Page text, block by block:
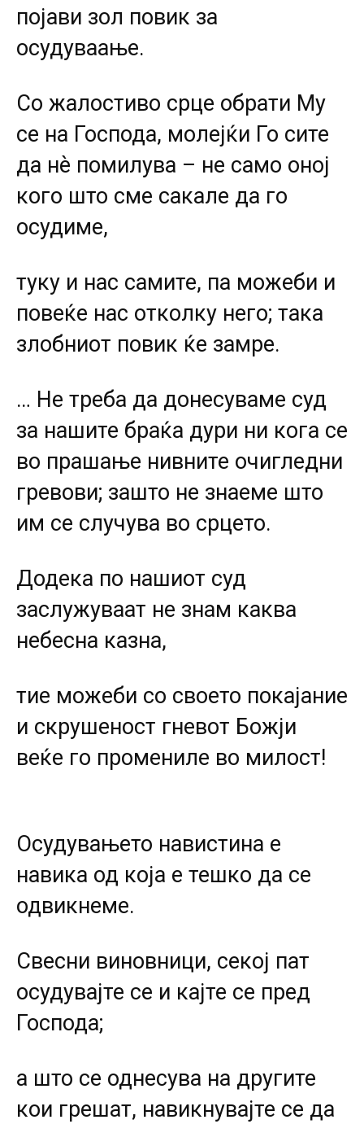
појави зол повик за
осудуваање.
Со жалостиво срце обрати Му
се на Господа, молејќи Го сите
да нè помилува – не само оној
кого што сме сакале да го
осудиме,
туку и нас самите, па можеби и
повеќе нас отколку него; така
злобниот повик ќе замре.
… Не треба да донесуваме суд
за нашите браќа дури ни кога се
во прашање нивните очигледни
гревови; зашто не знаеме што
им се случува во срцето.
Додека по нашиот суд
заслужуваат не знам каква
небесна казна,
тие можеби со своето покајание
и скрушеност гневот Божји
веќе го промениле во милост!
Осудувањето навистина е
навика од која е тешко да се
одвикнеме.
Свесни виновници, секој пат
осудувајте се и кајте се пред
Господа;
а што се однесува на другите
кои грешат, навикнувајте се да